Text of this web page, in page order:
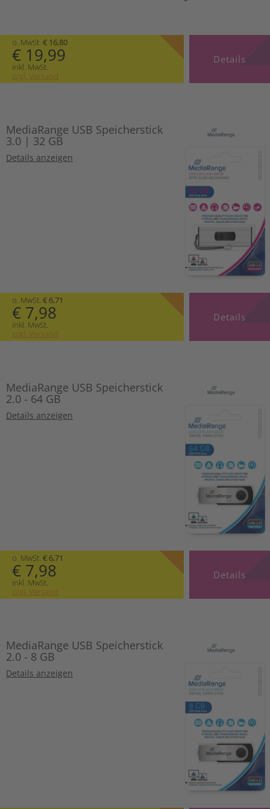
o. MwSt. € 16,80
€ 19,99
inkl. MwSt.
zzgl. Versand
Details
MediaRange USB Speicherstick
3.0 | 32 GB
Details anzeigen
o. MwSt. € 6,71
€ 7,98
inkl. MwSt.
zzgl. Versand
Details
MediaRange USB Speicherstick
2.0 - 64 GB
Details anzeigen
o. MwSt. € 6,71
€ 7,98
inkl. MwSt.
zzgl. Versand
Details
MediaRange USB Speicherstick
2.0 - 8 GB
Details anzeigen